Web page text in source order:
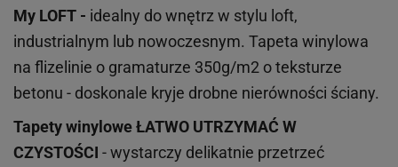
My LOFT - idealny do wnętrz w stylu loft,
industrialnym lub nowoczesnym. Tapeta winylowa
na flizelinie o gramaturze 350g/m2 o teksturze
betonu - doskonale kryje drobne nierówności ściany.
Tapety winyloweŁATWO UTRZYMAĆ W
CZYSTOŚCI - wystarczy delikatnie przetrzeć